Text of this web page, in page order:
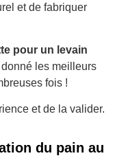
et de fabriquer
pour un levain
donné les meilleurs
fois !
et de la valider.
du pain au